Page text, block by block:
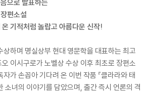
으로 발표하는
편소설
기적처럼 놀랍고 아름다운 신작!
하며 명실상부 현대 영문학을 대표하는 최고
이시구로가 노벨상 수상 이후 최초로 장편소
가 손꼽아 기다려 온 이번 작품 『클라라와 태
소녀의 이야기를 담았으며, 출간 즉시 언론의 격